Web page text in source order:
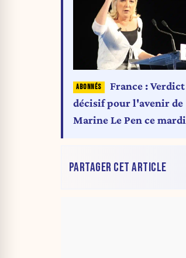
France : Verdict
décisif pour l'avenir de
Marine Le Pen ce mardi
PARTAGER CET ARTICLE